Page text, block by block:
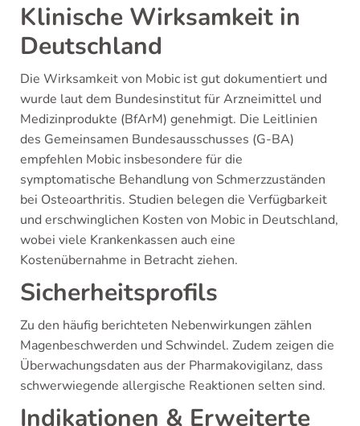
Klinische Wirksamkeit in
Deutschland
Die Wirksamkeit von Mobic ist gut dokumentiert und
wurde laut dem Bundesinstitut für Arzneimittel und
Medizinprodukte (BfArM) genehmigt. Die Leitlinien
des Gemeinsamen Bundesausschusses (G-BA)
empfehlen Mobic insbesondere für die
symptomatische Behandlung von Schmerzzuständen
bei Osteoarthritis. Studien belegen die Verfügbarkeit
und erschwinglichen Kosten von Mobic in Deutschland,
wobei viele Krankenkassen auch eine
Kostenübernahme in Betracht ziehen.
Sicherheitsprofils
Zu den häufig berichteten Nebenwirkungen zählen
Magenbeschwerden und Schwindel. Zudem zeigen die
Überwachungsdaten aus der Pharmakovigilanz, dass
schwerwiegende allergische Reaktionen selten sind.
Indikationen & Erweiterte